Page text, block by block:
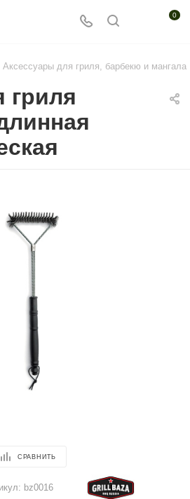
0
Аксессуары для гриля, барбекю и мангала
гриля
СРАВНИТЬ
bz0016